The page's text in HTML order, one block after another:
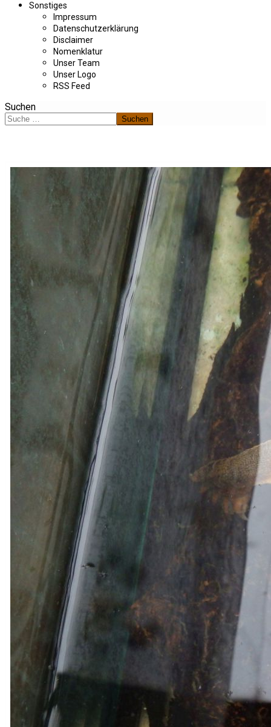
Sonstiges
Impressum
Datenschutzerklärung
Disclaimer
Nomenklatur
Unser Team
Unser Logo
RSS Feed
Suchen
Suchen